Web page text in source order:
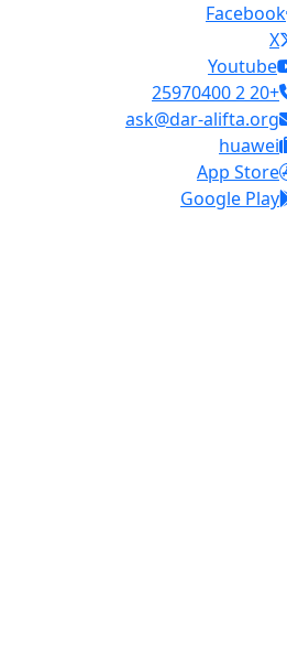
Facebook
X
Youtube
+20 2 25970400
ask@dar-alifta.org
huawei
App Store
Google Play